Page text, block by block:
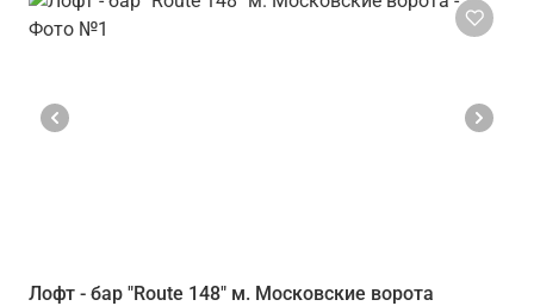
Лофт - бар "Route 148" м. Московские ворота